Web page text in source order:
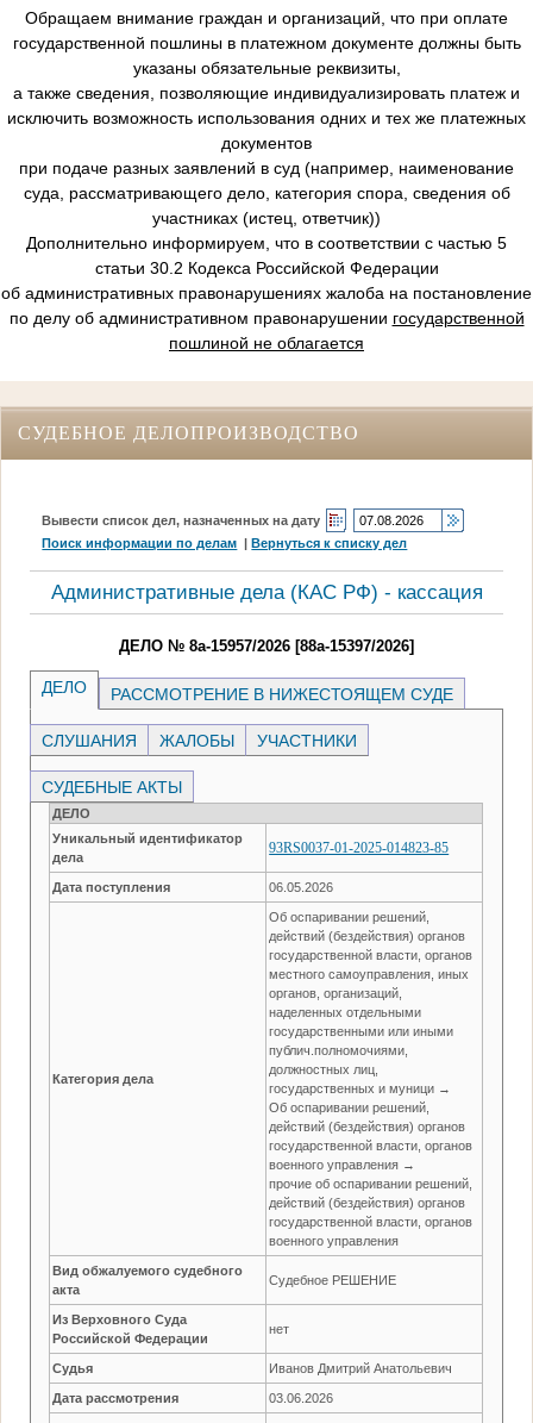
Обращаем внимание граждан и организаций, что при оплате
государственной пошлины в платежном документе должны быть
указаны обязательные реквизиты,
а также сведения, позволяющие индивидуализировать платеж и
исключить возможность использования одних и тех же платежных
документов
при подаче разных заявлений в суд (например, наименование
суда, рассматривающего дело, категория спора, сведения об
участниках (истец, ответчик))
Дополнительно информируем, что в соответствии с частью 5
статьи 30.2 Кодекса Российской Федерации
об административных правонарушениях жалоба на постановление
по делу об административном правонарушении государственной
пошлиной не облагается
СУДЕБНОЕ ДЕЛОПРОИЗВОДСТВО
Вывести список дел, назначенных на дату
Поиск информации по делам |Вернуться к списку дел
Административные дела (КАC РФ) - кассация
ДЕЛО № 8а-15957/2026 [88а-15397/2026]
ДЕЛО РАССМОТРЕНИЕ В НИЖЕСТОЯЩЕМ СУДЕ
СЛУШАНИЯ ЖАЛОБЫ УЧАСТНИКИ
СУДЕБНЫЕ АКТЫ
ДЕЛО
Уникальный идентификатор
дела
93RS0037-01-2025-014823-85
Дата поступления 06.05.2026
Категория дела
Об оспаривании решений,
действий (бездействия) органов
государственной власти, органов
местного самоуправления, иных
органов, организаций,
наделенных отдельными
государственными или иными
публич.полномочиями,
должностных лиц,
государственных и муници →
Об оспаривании решений,
действий (бездействия) органов
государственной власти, органов
военного управления →
прочие об оспаривании решений,
действий (бездействия) органов
государственной власти, органов
военного управления
Вид обжалуемого судебного
акта
Судебное РЕШЕНИЕ
Из Верховного Суда
Российской Федерации
нет
Судья Иванов Дмитрий Анатольевич
Дата рассмотрения 03.06.2026